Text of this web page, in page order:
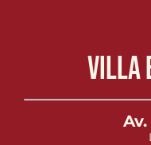
Villa